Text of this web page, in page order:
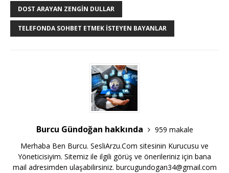
DOST ARAYAN ZENGIN DULLAR
TELEFONDA SOHBET ETMEK İSTEYEN BAYANLAR
Burcu Gündoğan hakkında
959 makale
Merhaba Ben Burcu. SesliArzu.Com sitesinin Kurucusu ve
Yöneticisiyim. Sitemiz ile ilgili görüş ve önerileriniz için bana
mail adresimden ulaşabilirsiniz. burcugundogan34@gmail.com